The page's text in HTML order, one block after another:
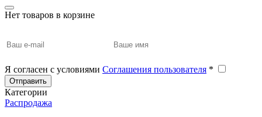
Нет товаров в корзине
Я согласен с условиями Соглашения пользователя *
Отправить
Категории
Распродажа